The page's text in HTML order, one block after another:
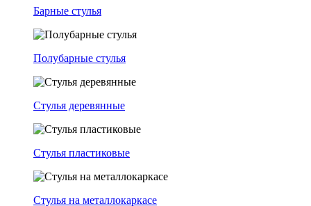
Барные стулья
Полубарные стулья
Стулья деревянные
Стулья пластиковые
Стулья на металлокаркасе